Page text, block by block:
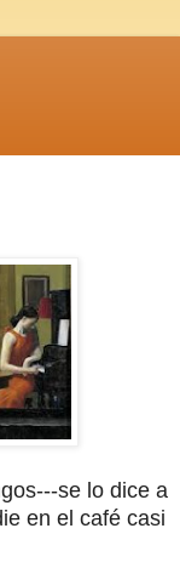
se lo dice a
en el café casi